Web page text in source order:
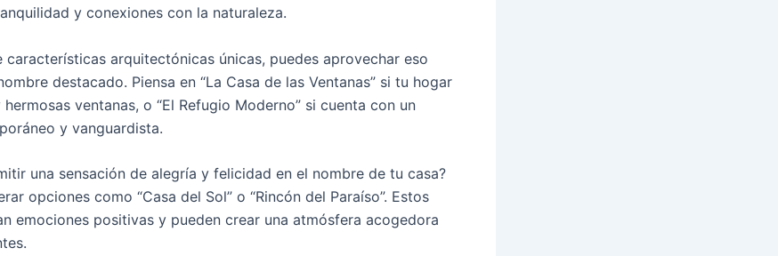
y conexiones con la naturaleza.
características arquitectónicas únicas, puedes aprovechar eso
destacado. Piensa en “La Casa de las Ventanas” si tu hogar
ventanas, o “El Refugio Moderno” si cuenta con un
y vanguardista.
una sensación de alegría y felicidad en el nombre de tu casa?
opciones como “Casa del Sol” o “Rincón del Paraíso”. Estos
emociones positivas y pueden crear una atmósfera acogedora